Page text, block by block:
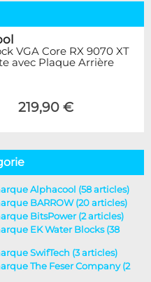
VGA Core RX 9070 XT
avec Plaque Arrière
219,90 €
Alphacool (58 articles)
BARROW (20 articles)
BitsPower (2 articles)
EK Water Blocks (38
SwifTech (3 articles)
The Feser Company (2